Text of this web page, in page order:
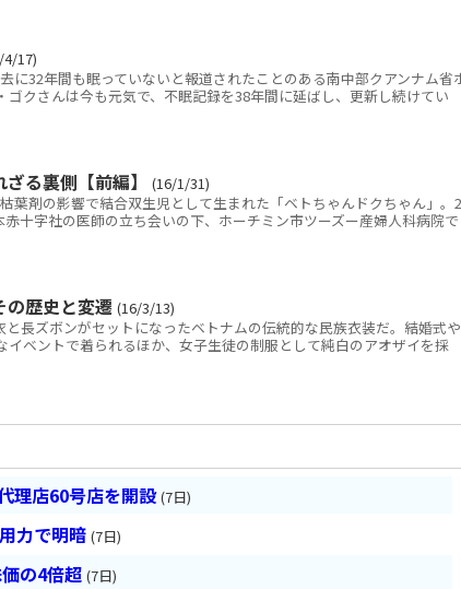
4/17)
に32年間も眠っていないと報道されたことのある南中部クアンナム省
ゴクさんは今も元気で、不眠記録を38年間に延ばし、更新し続けてい
る裏側【前編】
(16/1/31)
葉剤の影響で結合双生児として生まれた「ベトちゃんドクちゃん」。2
十字社の医師の立ち会いの下、ホーチミン市ツーズー産婦人科病院で
の歴史と変遷 (16/3/13)
長ズボンがセットになったベトナムの伝統的な民族衣装だ。結婚式や
ベントで着られるほか、女子生徒の制服として純白のアオザイを採
理店60号店を開設 (7日)
力で明暗 (7日)
の4倍超 (7日)